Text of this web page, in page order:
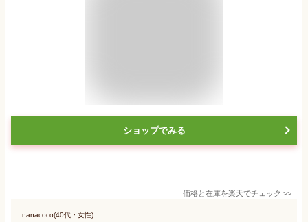
ショップでみる
価格と在庫を楽天でチェック >>
nanacoco(40代・女性)